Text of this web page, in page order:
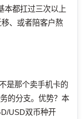
本都扛过三次以上
、或者陪客户熬
那个卖手机卡的
的分支。优势？本
USD双币种开